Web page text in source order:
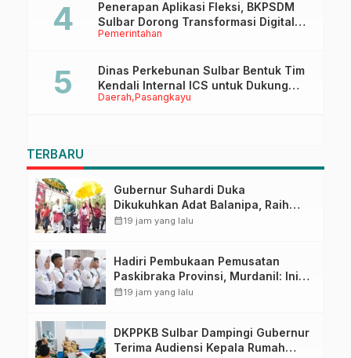
Pemerintahan
Penerapan Aplikasi Fleksi, BKPSDM
Sulbar Dorong Transformasi Digital
Sistem Kehadiran ASN
Daerah Pasangkayu
Dinas Perkebunan Sulbar Bentuk Tim
Kendali Internal ICS untuk Dukung
Sertifikasi ISPO Pekebun di
TERBARU
Gubernur Suhardi Duka
Dikukuhkan Adat Balanipa, Raih
Gelar Sulo Tappidena
calendar_month19 jam yang lalu
Hadiri Pembukaan Pemusatan
Paskibraka Provinsi, Murdanil: Ini
Membentuk Karakter Hingga
calendar_month19 jam yang lalu
DKPPKB Sulbar Dampingi Gubernur
Terima Audiensi Kepala Rumah